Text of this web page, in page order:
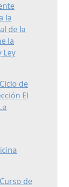
la
de la
la
Ley
de
El
de